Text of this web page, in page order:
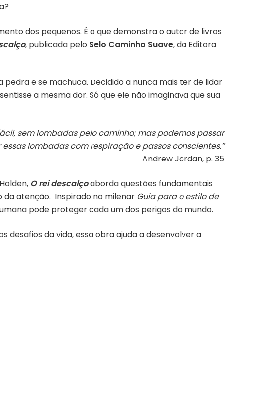
dos pequenos. É o que demonstra o autor de livros
, publicada pelo Selo Caminho Suave, da Editora
e se machuca. Decidido a nunca mais ter de lidar
a mesma dor. Só que ele não imaginava que sua
sem lombadas pelo caminho; mas podemos passar
essas lombadas com respiração e passos conscientes.”
Andrew Jordan, p. 35
O rei descalçoaborda questões fundamentais
da atenção. Inspirado no milenar Guia para o estilo de
pode proteger cada um dos perigos do mundo.
da vida, essa obra ajuda a desenvolver a